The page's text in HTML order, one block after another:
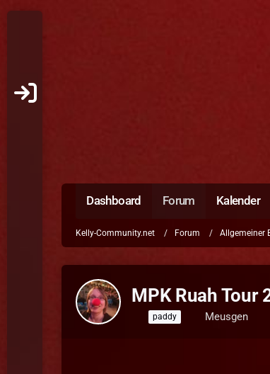
Dashboard Forum Kalender
Kelly-Community.net Forum Allgemeiner
MPK Ruah Tour
paddy Meusgen